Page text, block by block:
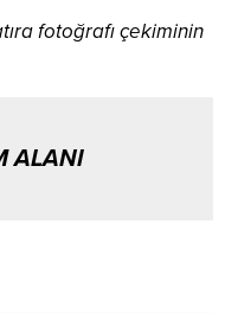
fotoğrafı çekiminin
ALANI